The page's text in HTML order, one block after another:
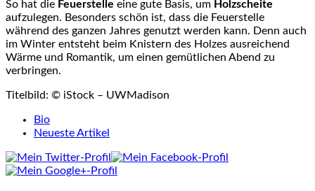
So hat die Feuerstelle eine gute Basis, um Holzscheite
aufzulegen. Besonders schön ist, dass die Feuerstelle
während des ganzen Jahres genutzt werden kann. Denn auch
im Winter entsteht beim Knistern des Holzes ausreichend
Wärme und Romantik, um einen gemütlichen Abend zu
verbringen.
Titelbild: © iStock – UWMadison
following
tabs
change
Bio
Neueste Artikel